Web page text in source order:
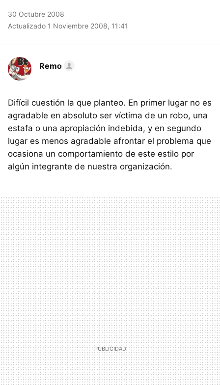
30 Octubre 2008
Actualizado 1 Noviembre 2008, 11:41
Remo
Difícil cuestión la que planteo. En primer lugar no es
agradable en absoluto ser víctima de un robo, una
estafa o una apropiación indebida, y en segundo
lugar es menos agradable afrontar el problema que
ocasiona un comportamiento de este estilo por
algún integrante de nuestra organización.